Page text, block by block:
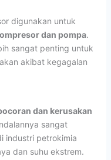
digunakan untuk
dan pompa.
sangat penting untuk
akibat kegagalan
dan kerusakan
sangat
industri petrokimia
dan suhu ekstrem.